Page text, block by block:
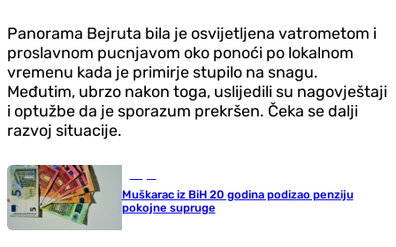
Panorama Bejruta bila je osvijetljena vatrometom i
proslavnom pucnjavom oko ponoći po lokalnom
vremenu kada je primirje stupilo na snagu.
Međutim, ubrzo nakon toga, uslijedili su nagovještaji
i optužbe da je sporazum prekršen. Čeka se dalji
razvoj situacije.
Muškarac iz BiH 20 godina podizao penziju
pokojne supruge